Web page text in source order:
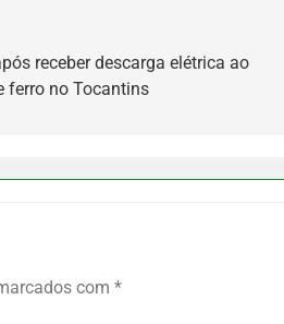
receber descarga elétrica ao
ferro no Tocantins
com *